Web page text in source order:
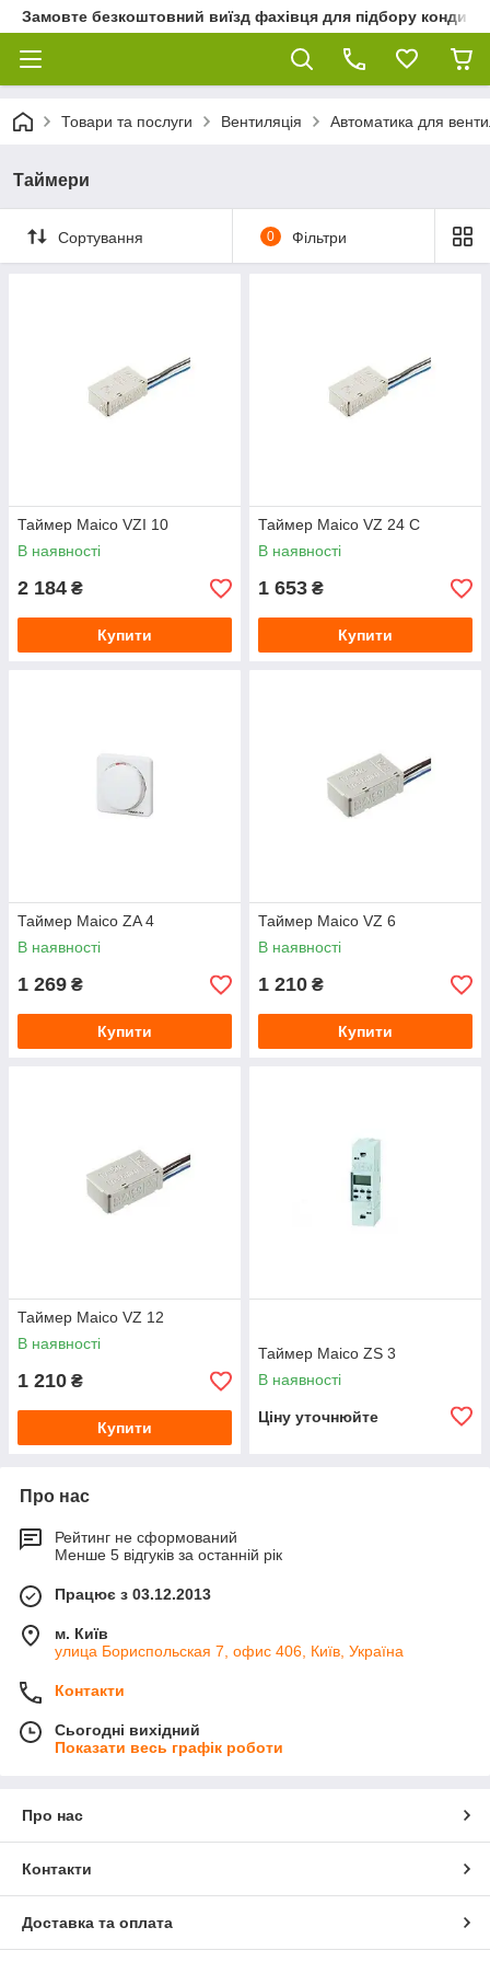
Замовте безкоштовний виїзд фахівця для підбору
Товари та послуги Вентиляція Автоматика для
Таймери
Сортування 0 Фільтри
Таймер Maico VZI 10
В наявності
2 184 ₴
Купити
Таймер Maico VZ 24 C
В наявності
1 653 ₴
Купити
Таймер Maico ZA 4
В наявності
1 269 ₴
Купити
Таймер Maico VZ 6
В наявності
1 210 ₴
Купити
Таймер Maico VZ 12
В наявності
1 210 ₴
Купити
Таймер Maico ZS 3
В наявності
Ціну уточнюйте
Про нас
Рейтинг не сформований
Менше 5 відгуків за останній рік
Працює з 03.12.2013
м. Київ
улица Бориспольская 7, офис 406, Київ, Україна
Контакти
Сьогодні вихідний
Показати весь графік роботи
Про нас
Контакти
Доставка та оплата